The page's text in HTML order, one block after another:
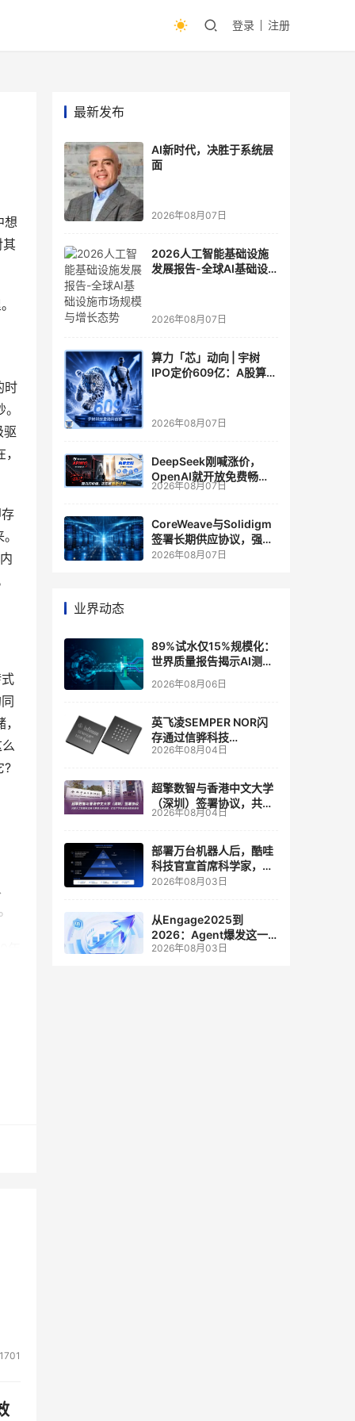
登录 注册
想
其
时
驱
?
1701
最新发布
AI新时代，决胜于系统层
面
2026年08月07日
2026人工智能基础设施
发展报告-全球AI基础设
2026年08月07日
算力「芯」动向 | 宇树
IPO定价609亿：A股算力
2026年08月07日
DeepSeek刚喊涨价，
OpenAI就开放免费畅
聊？大模型定价的平行宇
2026年08月07日
CoreWeave与Solidigm
签署长期供应协议，强化
一体化人工智能云平台
2026年08月07日
业界动态
89%试水仅15%规模化：
世界质量报告揭示AI测
试"落地鸿沟"
2026年08月06日
英飞凌SEMPER NOR闪
存通过信骅科技
AST2700 BMC认证，全
管理
2026年08月04日
超擎数智与香港中文大学
（深圳）签署协议，共建
人工智能和边缘计算联合
2026年08月04日
部署万台机器人后，酷哇
科技官宣首席科学家，要
让世界模型交付生产力
2026年08月03日
从Engage2025到
2026：Agent爆发这一
年，AI CRM 走到哪了
2026年08月03日